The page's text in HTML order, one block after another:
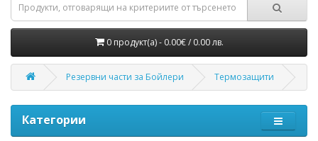
0 продукт(а) - 0.00€ / 0.00 лв.
Резервни части за Бойлери Термозащити
Категории